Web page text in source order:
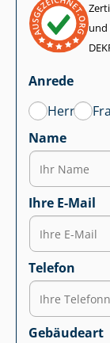
und
Anrede
Herr
Name
Ihre E-Mail
Telefon
Gebäudeart